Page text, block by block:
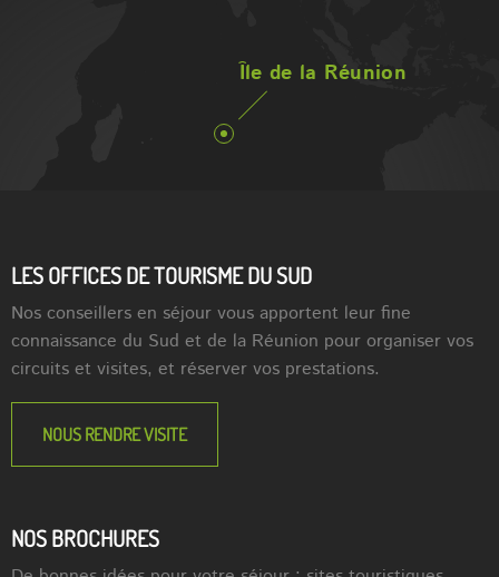
Île de la Réunion
LES OFFICES DE TOURISME DU SUD
Nos conseillers en séjour vous apportent leur fine
connaissance du Sud et de la Réunion pour organiser vos
circuits et visites, et réserver vos prestations.
NOUS RENDRE VISITE
NOS BROCHURES